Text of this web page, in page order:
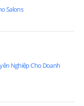
Salons
Nghiệp Cho Doanh